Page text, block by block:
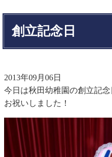
創立記念日
2013年09月06日
今日は秋田幼稚園の創立記
お祝いしました！